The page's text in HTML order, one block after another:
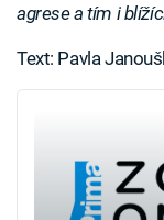
agrese a tím i
Text: Pavla